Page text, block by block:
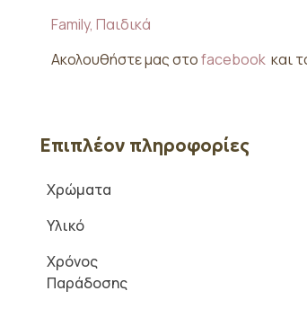
Family, Παιδικά
Ακολουθήστε μας στοfacebook και
Επιπλέον πληροφορίες
Χρώματα
Υλικό
Χρόνος
Παράδοσης